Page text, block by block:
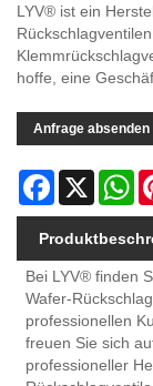
LYV® ist ein
hoffe, eine
Anfrage absenden
Facebook
X
Bei LYV® finden
Wafer-
professionellen
freuen Sie sich
professioneller